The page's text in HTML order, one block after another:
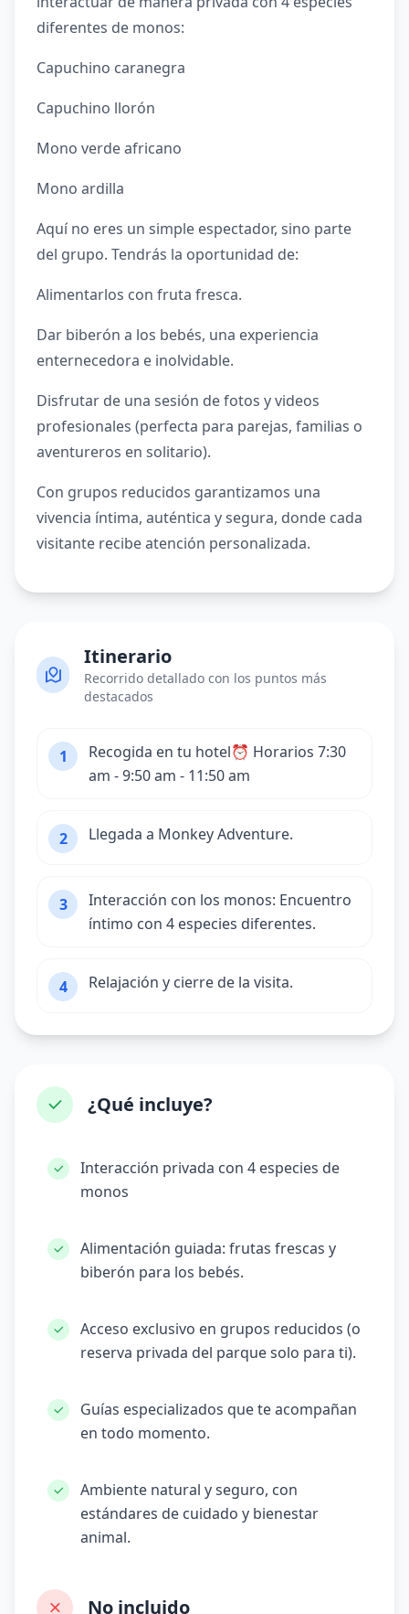
diferentes de monos:
Capuchino caranegra
Capuchino llorón
Mono verde africano
Mono ardilla
Aquí no eres un simple espectador, sino parte
del grupo. Tendrás la oportunidad de:
Alimentarlos con fruta fresca.
Dar biberón a los bebés, una experiencia
enternecedora e inolvidable.
Disfrutar de una sesión de fotos y videos
profesionales (perfecta para parejas, familias o
aventureros en solitario).
Con grupos reducidos garantizamos una
vivencia íntima, auténtica y segura, donde cada
visitante recibe atención personalizada.
Itinerario
Recorrido detallado con los puntos más
destacados
1
Recogida en tu hotel⏰ Horarios 7:30
am - 9:50 am - 11:50 am
2 Llegada a Monkey Adventure.
3
Interacción con los monos: Encuentro
íntimo con 4 especies diferentes.
4 Relajación y cierre de la visita.
¿Qué incluye?
Interacción privada con 4 especies de
monos
Alimentación guiada: frutas frescas y
biberón para los bebés.
Acceso exclusivo en grupos reducidos (o
reserva privada del parque solo para ti).
Guías especializados que te acompañan
en todo momento.
Ambiente natural y seguro, con
estándares de cuidado y bienestar
animal.
No incluido